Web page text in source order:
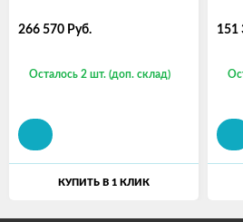
266 570 Руб.
Осталось 2 шт. (доп. склад)
КУПИТЬ В 1 КЛИК
151